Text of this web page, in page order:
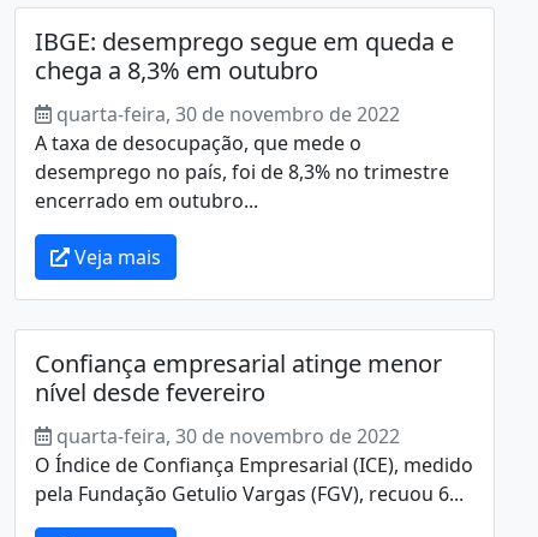
IBGE: desemprego segue em queda e
chega a 8,3% em outubro
quarta-feira, 30 de novembro de 2022
A taxa de desocupação, que mede o
desemprego no país, foi de 8,3% no trimestre
encerrado em outubro...
Veja mais
Confiança empresarial atinge menor
nível desde fevereiro
quarta-feira, 30 de novembro de 2022
O Índice de Confiança Empresarial (ICE), medido
pela Fundação Getulio Vargas (FGV), recuou 6...